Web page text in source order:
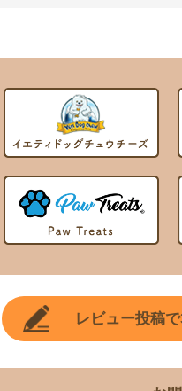
レビュー投稿で